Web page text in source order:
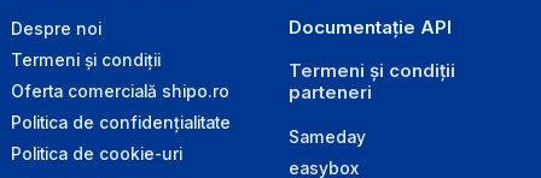
Despre noi
Termeni și condiții
Oferta comercială shipo.ro
Politica de confidențialitate
Politica de cookie-uri
Documentație API
Termeni și condiții
parteneri
Sameday
easybox